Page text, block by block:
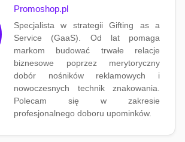
Promoshop.pl
Specjalista w strategii Gifting as a
Service (GaaS). Od lat pomaga
markom budować trwałe relacje
biznesowe poprzez merytoryczny
dobór nośników reklamowych i
nowoczesnych technik znakowania.
Polecam się w zakresie
profesjonalnego doboru upominków.